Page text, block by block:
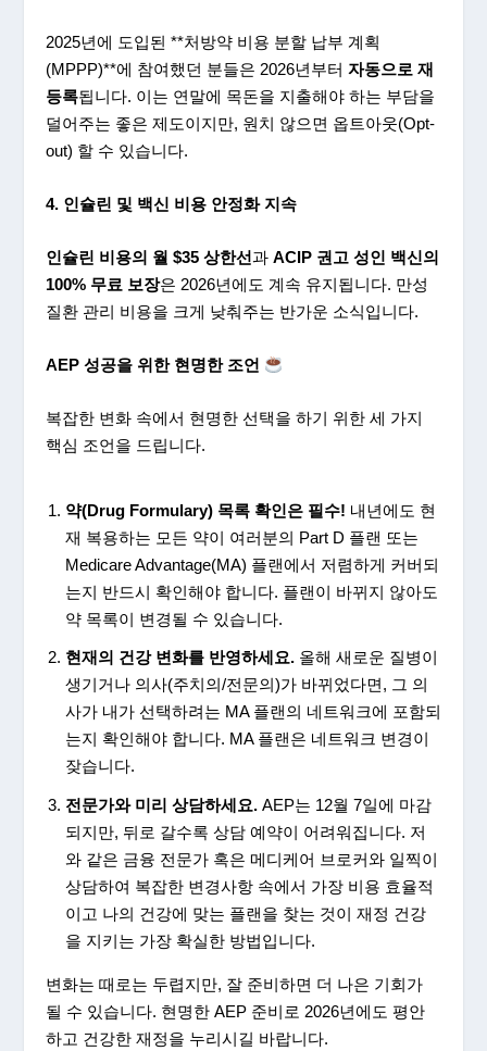
2025년에 도입된 **처방약 비용 분할 납부 계획
(MPPP)**에 참여했던 분들은 2026년부터자동으로 재
등록됩니다. 이는 연말에 목돈을 지출해야 하는 부담을
덜어주는 좋은 제도이지만, 원치 않으면 옵트아웃(Opt-
out) 할 수 있습니다.
4. 인슐린 및 백신 비용 안정화 지속
인슐린 비용의 월 $35상한선과ACIP 권고 성인 백신의
100% 무료 보장은 2026년에도 계속 유지됩니다. 만성
질환 관리 비용을 크게 낮춰주는 반가운 소식입니다.
AEP성공을 위한 현명한 조언
복잡한 변화 속에서 현명한 선택을 하기 위한 세 가지
핵심 조언을 드립니다.
약(Drug Formulary) 목록 확인은 필수! 내년에도 현
재 복용하는 모든 약이 여러분의 Part D 플랜 또는
Medicare Advantage(MA) 플랜에서 저렴하게 커버되
는지 반드시 확인해야 합니다. 플랜이 바뀌지 않아도
약 목록이 변경될 수 있습니다.
현재의 건강 변화를 반영하세요.올해 새로운 질병이
생기거나 의사(주치의/전문의)가 바뀌었다면, 그 의
사가 내가 선택하려는 MA 플랜의 네트워크에 포함되
는지 확인해야 합니다. MA 플랜은 네트워크 변경이
잦습니다.
전문가와 미리 상담하세요.AEP는 12월 7일에 마감
되지만, 뒤로 갈수록 상담 예약이 어려워집니다. 저
와 같은 금융 전문가 혹은 메디케어 브로커와 일찍이
상담하여 복잡한 변경사항 속에서 가장 비용 효율적
이고 나의 건강에 맞는 플랜을 찾는 것이 재정 건강
을 지키는 가장 확실한 방법입니다.
변화는 때로는 두렵지만, 잘 준비하면 더 나은 기회가
될 수 있습니다. 현명한 AEP 준비로 2026년에도 평안
하고 건강한 재정을 누리시길 바랍니다.